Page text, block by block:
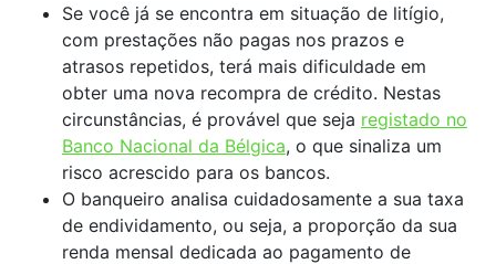
Se você já se encontra em situação de litígio,
com prestações não pagas nos prazos e
atrasos repetidos, terá mais dificuldade em
obter uma nova recompra de crédito. Nestas
circunstâncias, é provável que seja registado no
Banco Nacional da Bélgica, o que sinaliza um
risco acrescido para os bancos.
O banqueiro analisa cuidadosamente a sua taxa
de endividamento, ou seja, a proporção da sua
renda mensal dedicada ao pagamento de